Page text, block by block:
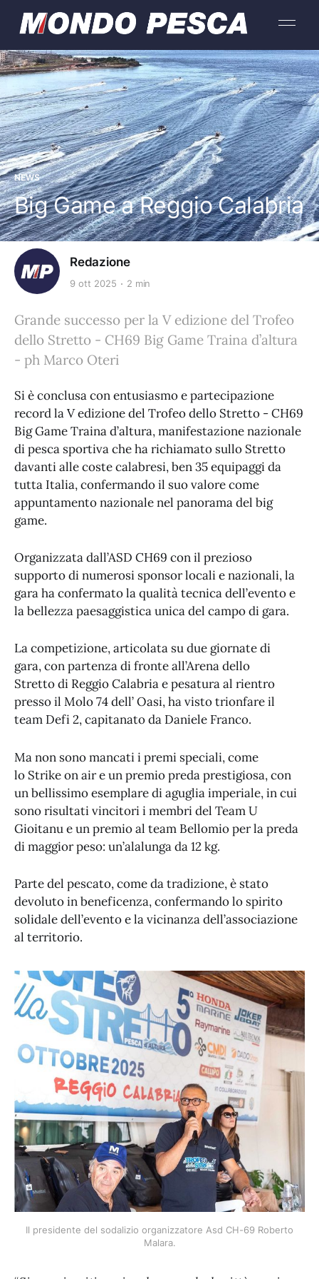
NEWS
Big Game a Reggio Calabria
Redazione
9 ott 2025 2 min
Grande successo per la V edizione del Trofeo
dello Stretto - CH69 Big Game Traina d’altura
- ph Marco Oteri
Si è conclusa con entusiasmo e partecipazione
record la V edizione del Trofeo dello Stretto - CH69
Big Game Traina d’altura, manifestazione nazionale
di pesca sportiva che ha richiamato sullo Stretto
davanti alle coste calabresi, ben 35 equipaggi da
tutta Italia, confermando il suo valore come
appuntamento nazionale nel panorama del big
game.
Organizzata dall’ASD CH69 con il prezioso
supporto di numerosi sponsor locali e nazionali, la
gara ha confermato la qualità tecnica dell’evento e
la bellezza paesaggistica unica del campo di gara.
La competizione, articolata su due giornate di
gara, con partenza di fronte all’Arena dello
Stretto di Reggio Calabria e pesatura al rientro
presso il Molo 74 dell’ Oasi, ha visto trionfare il
team Defi 2, capitanato da Daniele Franco.
Ma non sono mancati i premi speciali, come
lo Strike on air e un premio preda prestigiosa, con
un bellissimo esemplare di aguglia imperiale, in cui
sono risultati vincitori i membri del Team U
Gioitanu e un premio al team Bellomio per la preda
di maggior peso: un’alalunga da 12 kg.
Parte del pescato, come da tradizione, è stato
devoluto in beneficenza, confermando lo spirito
solidale dell’evento e la vicinanza dell’associazione
al territorio.
Il presidente del sodalizio organizzatore Asd CH-69 Roberto
Malara.